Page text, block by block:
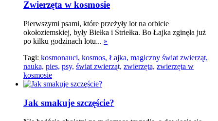
Zwierzęta w kosmosie
Pierwszymi psami, które przeżyły lot na orbicie
okołoziemskiej, były Biełka i Striełka. Bo Łajka zginęła już
po kilku godzinach lotu... »
Tagi: kosmonauci, kosmos, Łajka, magiczny świat zwierząt,
nauka, pies, psy, świat zwierząt, zwierzęta, zwierzęta w
kosmosie
Jak smakuje szczęście?